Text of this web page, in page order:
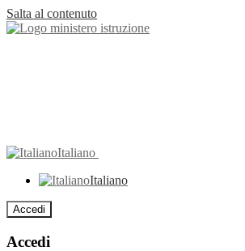
Salta al contenuto
Italiano
Italiano
Accedi
Accedi